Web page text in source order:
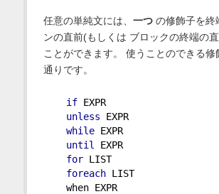
任意の単純文には、 一つの修飾子を終
ンの直前(もしくは ブロックの終端の
ことができます。 使うことのできる修
通りです。
if EXPR
unless EXPR
while EXPR
until
EXPR
for LIST
foreach LIST
when EXPR